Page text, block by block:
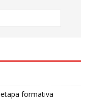
formativa